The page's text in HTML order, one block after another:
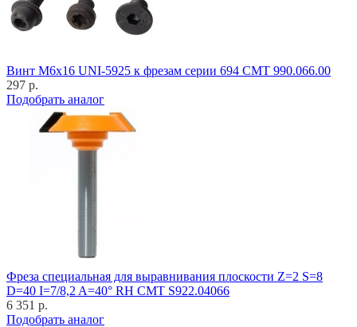
Винт M6x16 UNI-5925 к фрезам серии 694 CMT 990.066.00
297 р.
Подобрать аналог
Фреза специальная для выравнивания плоскости Z=2 S=8
D=40 I=7/8,2 A=40° RH CMT S922.04066
6 351 р.
Подобрать аналог